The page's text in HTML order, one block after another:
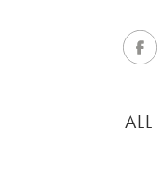
ALL